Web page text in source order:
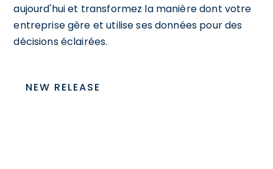
aujourd'hui et transformez la manière dont votre
entreprise gère et utilise ses données pour des
décisions éclairées.
NEW RELEASE